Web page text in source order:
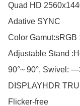
Quad HD
Adative SYNC
Color Gamut:sRGB
Adjustable Stand
90°~ 90°, Swivel:
DISPLAYHDR
Flicker-free